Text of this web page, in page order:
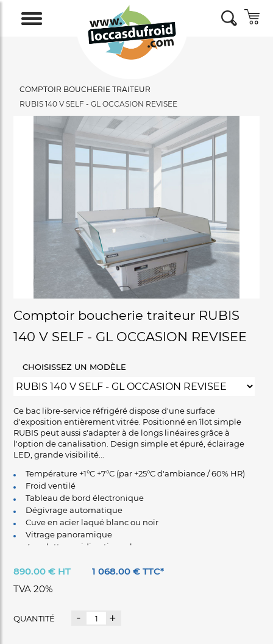
COMPTOIR BOUCHERIE TRAITEUR
RUBIS 140 V SELF - GL OCCASION REVISEE
Comptoir boucherie traiteur RUBIS
140 V SELF - GL OCCASION REVISEE
CHOISISSEZ UN MODÈLE
Ce bac libre-service réfrigéré dispose d'une surface
d'exposition entièrement vitrée. Positionné en îlot simple
RUBIS peut aussi s'adapter à de longs linéaires grâce à
l'option de canalisation. Design simple et épuré, éclairage
LED, grande visibilité...
Température +1°C +7°C (par +25°C d'ambiance / 60% HR)
Froid ventilé
Tableau de bord électronique
Dégivrage automatique
Cuve en acier laqué blanc ou noir
Vitrage panoramique
4 roulettes unidirectionnels
Canalisable
890.00 € HT
1 068.00 € TTC*
TVA 20%
+
QUANTITÉ -